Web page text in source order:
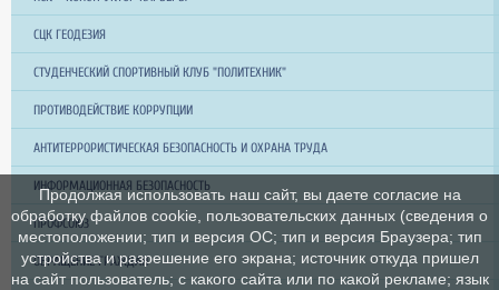
СЦК ГЕОДЕЗИЯ
СТУДЕНЧЕСКИЙ СПОРТИВНЫЙ КЛУБ "ПОЛИТЕХНИК"
ПРОТИВОДЕЙСТВИЕ КОРРУПЦИИ
АНТИТЕРРОРИСТИЧЕСКАЯ БЕЗОПАСНОСТЬ И ОХРАНА ТРУДА
ИНФОРМАЦИОННАЯ БЕЗОПАСНОСТЬ
ПРОФСОЮЗ
ОБРАЩЕНИЕ ГРАЖДАН
Продолжая использовать наш сайт, вы даете согласие на
обработку файлов cookie, пользовательских данных (сведения о
местоположении; тип и версия ОС; тип и версия Браузера; тип
устройства и разрешение его экрана; источник откуда пришел
на сайт пользователь; с какого сайта или по какой рекламе; язык